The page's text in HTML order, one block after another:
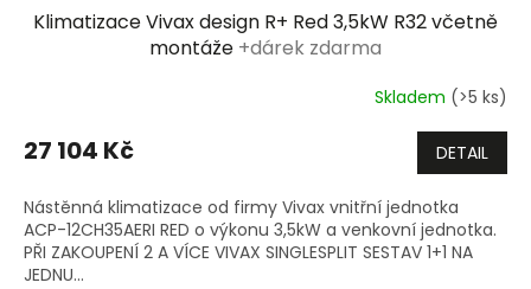
A
R
M
A
Klimatizace Vivax design R+ Red 3,5kW R32 včetně
montáže +dárek zdarma
Skladem (>5 ks)
27 104 Kč DETAIL
Nástěnná klimatizace od firmy Vivax vnitřní jednotka
ACP-12CH35AERI RED o výkonu 3,5kW a venkovní jednotka.
PŘI ZAKOUPENÍ 2 A VÍCE VIVAX SINGLESPLIT SESTAV 1+1 NA
JEDNU...